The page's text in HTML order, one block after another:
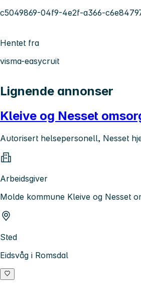
c5049869-04f9-4e2f-a366-
Hentet fra
visma-easycruit
Lignende annonser
Kleive og Nesset
Autorisert helsepersonell, Nesset
Arbeidsgiver
Molde kommune Kleive og Nesset
Sted
Eidsvåg i Romsdal